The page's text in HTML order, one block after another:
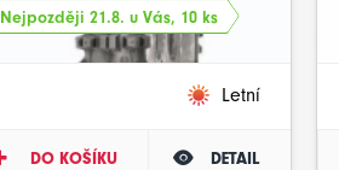
Nejpozději 21.8. u Vás, 10 ks
Letní
DO KOŠÍKU DETAIL